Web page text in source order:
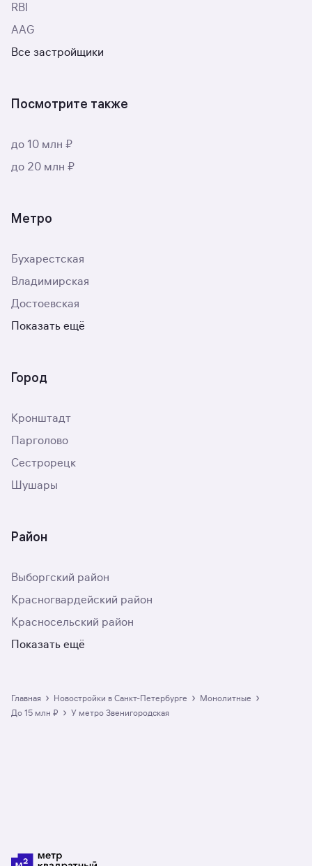
RBI
AAG
Все застройщики
Посмотрите также
до 10 млн ₽
до 20 млн ₽
Метро
Бухарестская
Владимирская
Достоевская
Показать ещё
Город
Кронштадт
Парголово
Сестрорецк
Шушары
Район
Выборгский район
Красногвардейский район
Красносельский район
Показать ещё
Главная › Новостройки в Санкт-Петербурге › монолитные ›
до 15 млн ₽ › у метро Звенигородская